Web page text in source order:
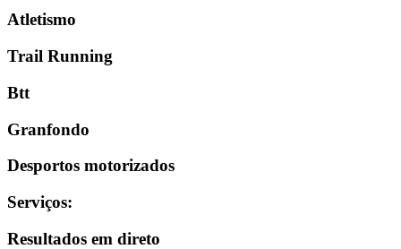
Atletismo
Trail Running
Btt
Granfondo
Desportos motorizados
Serviços:
Resultados em direto